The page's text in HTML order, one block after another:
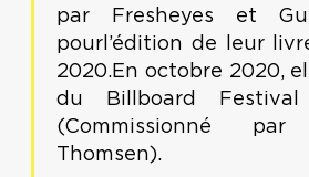
par Fresheyes et
pourl’édition de leur
2020.En octobre 2020,
du Billboard
(Commissionné par
Thomsen).